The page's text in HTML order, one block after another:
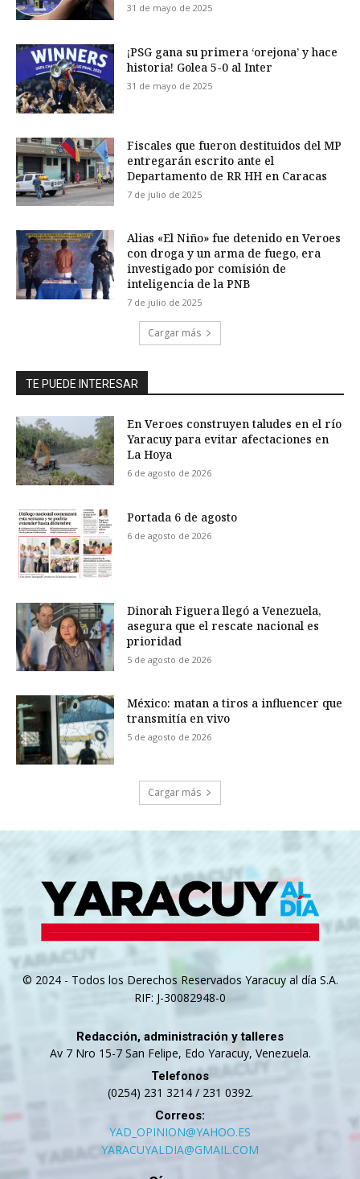
31 de mayo de 2025
¡PSG gana su primera ‘orejona’ y hace
historia! Golea 5-0 al Inter
31 de mayo de 2025
Fiscales que fueron destituidos del MP
entregarán escrito ante el
Departamento de RR HH en Caracas
7 de julio de 2025
Alias «El Niño» fue detenido en Veroes
con droga y un arma de fuego, era
investigado por comisión de
inteligencia de la PNB
7 de julio de 2025
Cargar más
TE PUEDE INTERESAR
En Veroes construyen taludes en el río
Yaracuy para evitar afectaciones en
La Hoya
6 de agosto de 2026
Portada 6 de agosto
6 de agosto de 2026
Dinorah Figuera llegó a Venezuela,
asegura que el rescate nacional es
prioridad
5 de agosto de 2026
México: matan a tiros a influencer que
transmitía en vivo
5 de agosto de 2026
Cargar más
© 2024 - Todos los Derechos Reservados Yaracuy al día S.A.
RIF: J-30082948-0
Redacción, administración y talleres
Av 7 Nro 15-7 San Felipe, Edo Yaracuy, Venezuela.
Telefonos
(0254) 231 3214 / 231 0392.
Correos:
YAD_OPINION@YAHOO.ES
YARACUYALDIA@GMAIL.COM